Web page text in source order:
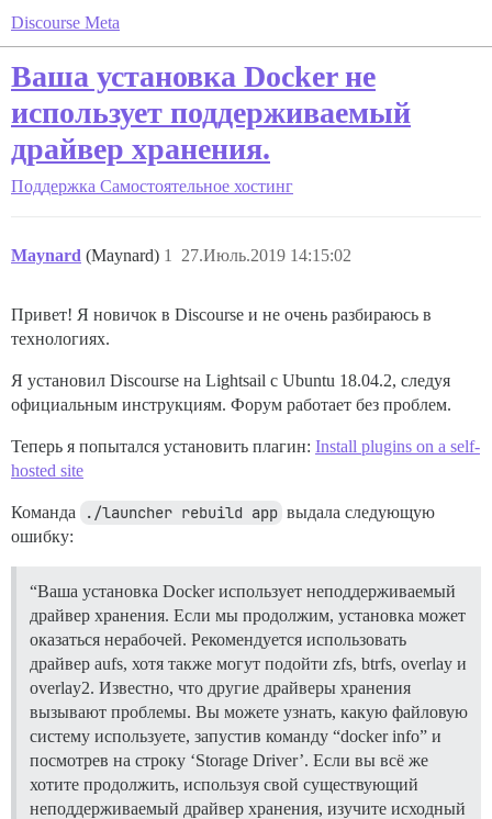
Discourse Meta
Ваша установка Docker не
использует поддерживаемый
драйвер хранения.
Поддержка Самостоятельное хостинг
Maynard (Maynard) 27.Июль.2019 14:15:02
1
Привет! Я новичок в Discourse и не очень разбираюсь в
технологиях.
Я установил Discourse на Lightsail с Ubuntu 18.04.2, следуя
официальным инструкциям. Форум работает без проблем.
Теперь я попытался установить плагин: Install plugins on a self-
hosted site
Команда ./launcher rebuild app выдала следующую
ошибку:
“Ваша установка Docker использует неподдерживаемый
драйвер хранения. Если мы продолжим, установка может
оказаться нерабочей. Рекомендуется использовать
драйвер aufs, хотя также могут подойти zfs, btrfs, overlay и
overlay2. Известно, что другие драйверы хранения
вызывают проблемы. Вы можете узнать, какую файловую
систему используете, запустив команду “docker info” и
посмотрев на строку ‘Storage Driver’. Если вы всё же
хотите продолжить, используя свой существующий
неподдерживаемый драйвер хранения, изучите исходный